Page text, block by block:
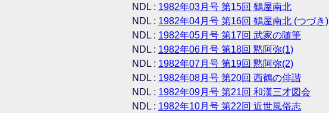
NDL : 1982年03月号 第15回 鶴屋南北
NDL : 1982年04月号 第16回 鶴屋南北 (つづき)
NDL : 1982年05月号 第17回 武家の随筆
NDL : 1982年06月号 第18回 黙阿弥(1)
NDL : 1982年07月号 第19回 黙阿弥(2)
NDL : 1982年08月号 第20回 西鶴の俳諧
NDL : 1982年09月号 第21回 和漢三才図会
NDL : 1982年10月号 第22回 近世風俗志